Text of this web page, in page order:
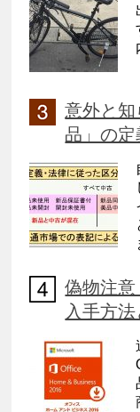
意外と
品」の定
偽物注
入手方